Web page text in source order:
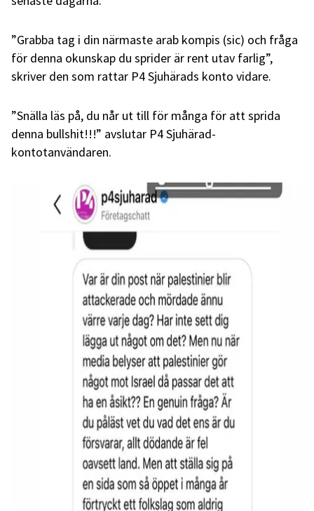
”Grabba tag i din närmaste arab kompis (sic) och fråga
för denna okunskap du sprider är rent utav farlig”,
skriver den som rattar P4 Sjuhärads konto vidare.
”Snälla läs på, du når ut till för många för att sprida
denna bullshit!!!” avslutar P4 Sjuhärad-
kontotanvändaren.